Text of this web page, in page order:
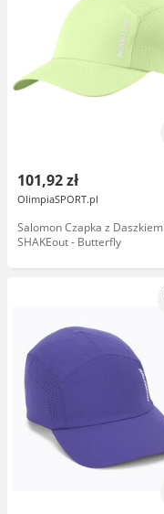
101,92 zł
OlimpiaSPORT.pl
Salomon Czapka z Daszkiem
SHAKEout - Butterfly